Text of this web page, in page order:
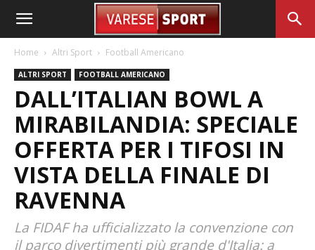
Home Altri Sport Football Americano
ALTRI SPORT FOOTBALL AMERICANO
DALL’ITALIAN BOWL A
MIRABILANDIA: SPECIALE
OFFERTA PER I TIFOSI IN
VISTA DELLA FINALE DI
RAVENNA
La FIDAF ha ufficializzato la convenzione con
il parco divertimenti più grande d'Italia: a